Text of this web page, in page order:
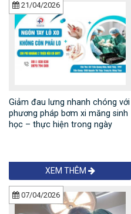
21/04/2026
Giảm đau lưng nhanh chóng với
phương pháp bơm xi măng sinh
học – thực hiện trong ngày
XEM THÊM
07/04/2026